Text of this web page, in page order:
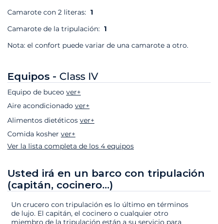
Camarote con 2 literas: 1
Camarote de la tripulación: 1
Nota: el confort puede variar de una camarote a otro.
Equipos - Class IV
Equipo de buceo ver+
Aire acondicionado ver+
Alimentos dietéticos ver+
Comida kosher ver+
Ver la lista completa de los 4 equipos
Usted irá en un barco con tripulación
(capitán, cocinero...)
Un crucero con tripulación es lo último en términos
de lujo. El capitán, el cocinero o cualquier otro
miembro de la tripulación están a su servicio para